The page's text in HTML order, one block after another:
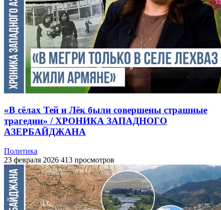
«В сёлах Тей и Лёк были совершены страшные
трагедии» / ХРОНИКА ЗАПАДНОГО
АЗЕРБАЙДЖАНА
Политика
23 февраля 2026 413 просмотров